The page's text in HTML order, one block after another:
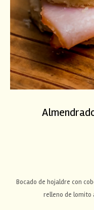
Bocado de hojaldre con
relleno de lomito